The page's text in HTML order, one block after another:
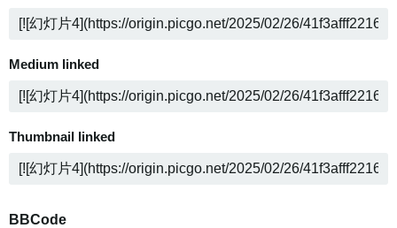
Medium linked
Thumbnail linked
BBCode